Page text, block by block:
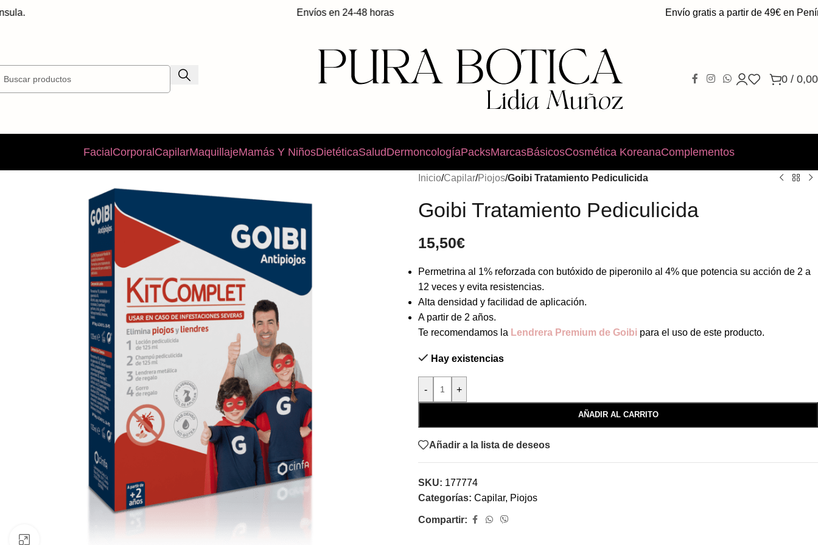
Envíos en 24-48 horas Envío gratis a partir de 49€ en
0 / 0,00
FacialCorporalCapilarMaquillajeMamás Y NiñosDietéticaSaludDermoncologíaPacksMarcasBásicosCosmética KoreanaComplementos
Inicio/Capilar/Piojos/Goibi Tratamiento Pediculicida
Goibi Tratamiento Pediculicida
15,50€
Permetrina al 1% reforzada con butóxido de piperonilo al 4% que potencia su acción de 2 a
12 veces y evita resistencias.
Alta densidad y facilidad de aplicación.
A partir de 2 años.
Te recomendamos la Lendrera Premium de Goibi para el uso de este producto.
Hay existencias
- +
AÑADIR AL CARRITO
Añadir a la lista de deseos
SKU: 177774
Categorías: Capilar, Piojos
Compartir: